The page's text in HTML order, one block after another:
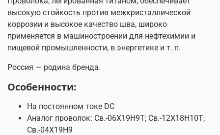
высокую стойкость против межкристаллической
коррозии и высокое качество шва, широко
применяется в машиностроении для нефтехимии и
пищевой промышленности, в энергетике и т. п.
Россия — родина бренда.
Особенности:
На постоянном токе DC
Аналог проволок: Св.-06Х19Н9Т; Св.-12Х18Н10Т;
Св.-04Х19Н9